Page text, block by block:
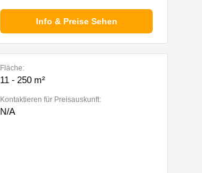
Info & Preise Sehen
Fläche:
11 - 250 m²
Kontaktieren für Preisauskunft:
N/A